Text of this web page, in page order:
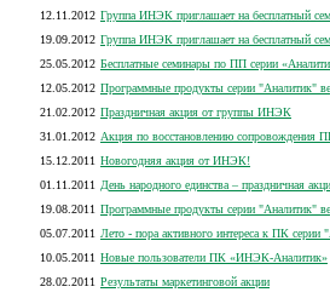
12.11.2012 Группа ИНЭК приглашает на бесплатный
19.09.2012 Группа ИНЭК приглашает на бесплатный
25.05.2012 Бесплатные семинары по ПП серии
12.05.2012 Программные продукты серии "Аналитик"
21.02.2012 Праздничная акция от группы ИНЭК
31.01.2012 Акция по восстановлению сопровождения
15.12.2011 Новогодняя акция от ИНЭК!
01.11.2011
День народного единства – праздничная
19.08.2011 Программные продукты серии "Аналитик"
05.07.2011
Лето - пора активного интереса к ПК серии
10.05.2011 Новые пользователи ПК «ИНЭК-Аналитик»
28.02.2011 Результаты маркетинговой акции